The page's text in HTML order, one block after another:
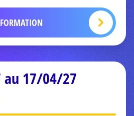
17/04/27